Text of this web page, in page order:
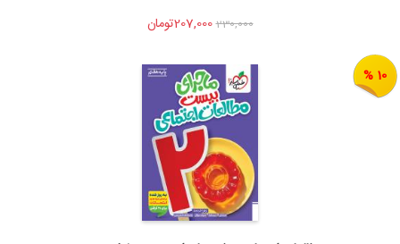
230,000207,000تومان
10 %